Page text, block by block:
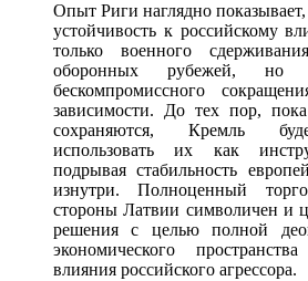
Опыт Риги наглядно показывает,
устойчивость к российскому
только военного
оборонных рубежей, но
бескомпромиссного
зависимости. До тех пор,
сохраняются, Кремль
использовать их как
подрывая стабильность
изнутри. Полноценный
стороны Латвии символичен и
решения с целью полной
экономического
влияния российского агрессора.